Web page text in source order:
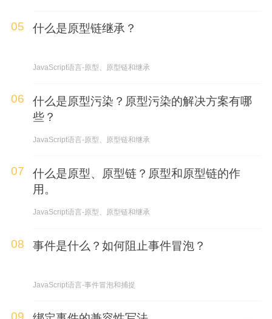
05 什么是原型链继承？
JavaScript语言-原型、原型链和继承
06
什么是原型污染？原型污染的解决方案有哪
些？
JavaScript语言-原型、原型链和继承
07
什么是原型、原型链？原型和原型链的作
用。
JavaScript语言-原型、原型链和继承
08 事件是什么？如何阻止事件冒泡？
JavaScript语言-事件冒泡和捕捉
09